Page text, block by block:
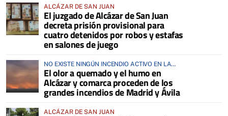
ALCÁZAR DE SAN JUAN
El juzgado de Alcázar de San Juan
decreta prisión provisional para
cuatro detenidos por robos y estafas
en salones de juego
NO EXISTE NINGÚN INCENDIO ACTIVO EN LA
COMARCA
El olor a quemado y el humo en
Alcázar y comarca proceden de los
grandes incendios de Madrid y Ávila
ALCÁZAR DE SAN JUAN